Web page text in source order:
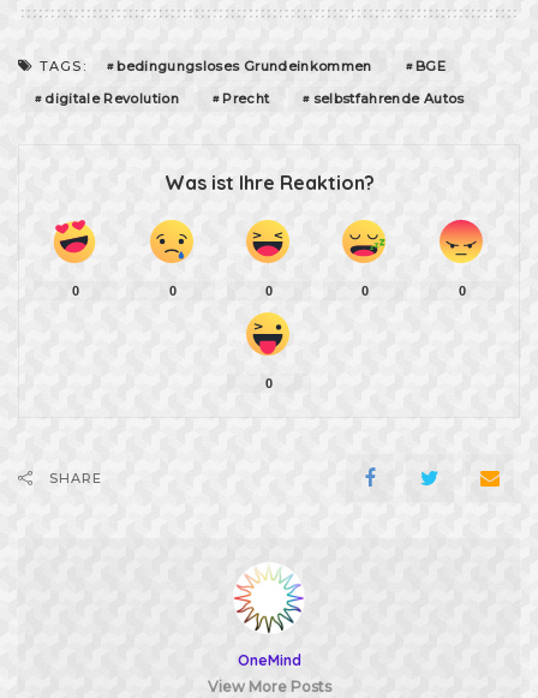
TAGS: bedingungsloses Grundeinkommen
BGE
digitale Revolution
Precht selbstfahrende Autos
Was ist Ihre Reaktion?
0 0 0 0 0
0
SHARE
OneMind
View More Posts